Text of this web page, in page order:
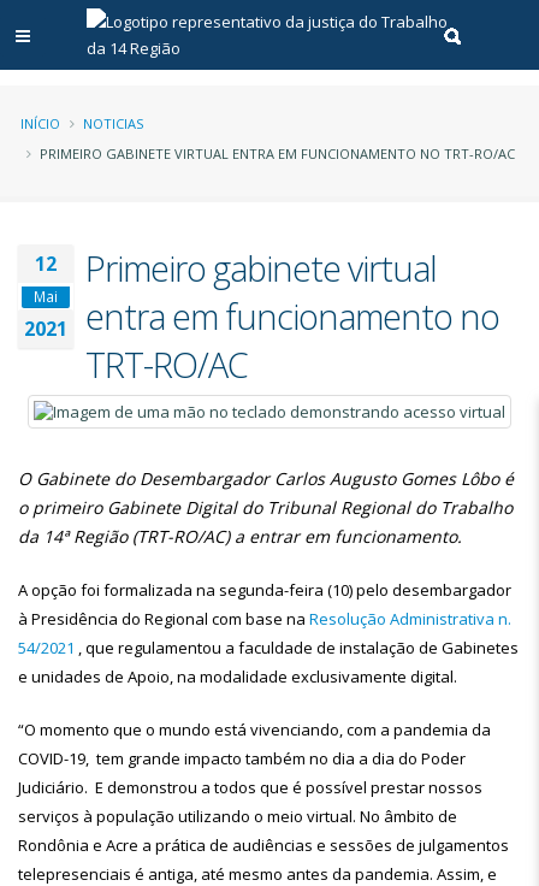
Abrir menu principal
Realizar
Trilha
INÍCIO
NOTICIAS
PRIMEIRO GABINETE VIRTUAL ENTRA EM FUNCIONAMENTO NO TRT-RO/AC
12
Mai
2021
Primeiro gabinete virtual
entra em funcionamento no
TRT-RO/AC
O Gabinete do Desembargador Carlos Augusto Gomes Lôbo é
o primeiro Gabinete Digital do Tribunal Regional do Trabalho
da 14ª Região (TRT-RO/AC) a entrar em funcionamento.
A opção foi formalizada na segunda-feira (10) pelo desembargador
à Presidência do Regional com base na Resolução Administrativa n.
54/2021 , que regulamentou a faculdade de instalação de Gabinetes
e unidades de Apoio, na modalidade exclusivamente digital.
“O momento que o mundo está vivenciando, com a pandemia da
COVID-19, tem grande impacto também no dia a dia do Poder
Judiciário. E demonstrou a todos que é possível prestar nossos
serviços à população utilizando o meio virtual. No âmbito de
Rondônia e Acre a prática de audiências e sessões de julgamentos
telepresenciais é antiga, até mesmo antes da pandemia. Assim, e